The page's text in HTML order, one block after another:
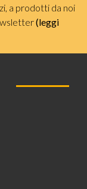
a prodotti da noi
(leggi